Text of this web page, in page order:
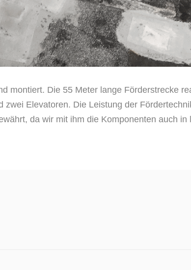
montiert. Die 55 Meter lange Förderstrecke
Elevatoren. Die Leistung der
da wir mit ihm die Komponenten auch in